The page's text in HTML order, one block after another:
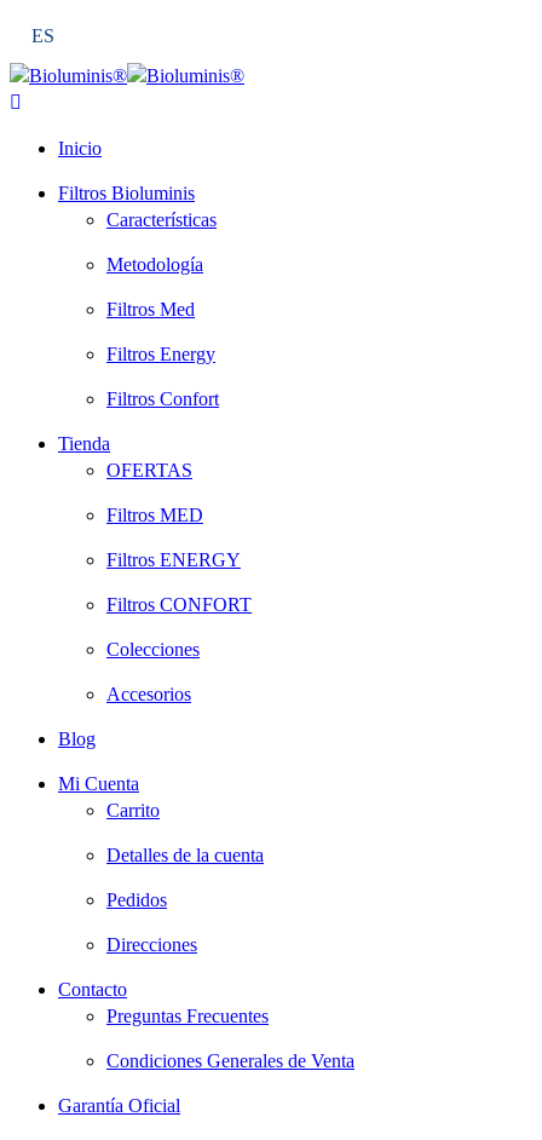
ES
Inicio
Filtros Bioluminis
Características
Metodología
Filtros Med
Filtros Energy
Filtros Confort
Tienda
OFERTAS
Filtros MED
Filtros ENERGY
Filtros CONFORT
Colecciones
Accesorios
Blog
Mi Cuenta
Carrito
Detalles de la cuenta
Pedidos
Direcciones
Contacto
Preguntas Frecuentes
Condiciones Generales de Venta
Garantía Oficial